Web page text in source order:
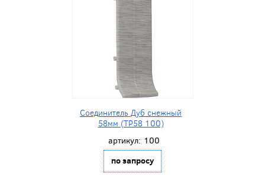
Соединитель Дуб снежный
58мм (ТР58 100)
артикул: 100
по запросу